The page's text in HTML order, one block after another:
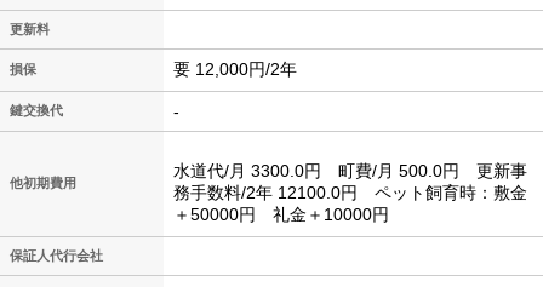
更新料
損保 要 12,000円/2年
鍵交換代 -
他初期費用
水道代/月 3300.0円 町費/月 500.0円 更新事
務手数料/2年 12100.0円 ペット飼育時：敷金
＋50000円 礼金＋10000円
保証人代行会社